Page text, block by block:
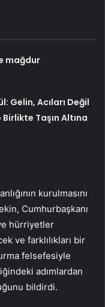
mağdur
Gelin, Acıları Değil
Taşın Altına
kurulmasını
Cumhurbaşkanı
hürriyetler
ve farklılıkları bir
felsefesiyle
adımlardan
bildirdi.